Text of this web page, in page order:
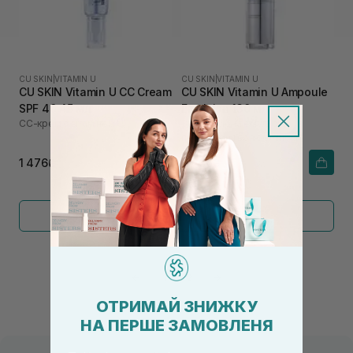
CU SKIN |VITAMIN U
CU SKIN Vitamin U CC Cream
SPF 40 45 мл
СС-крем с вітаміном U
1 476₴
CU SKIN |VITAMIN U
CU SKIN Vitamin U Ampoule
Emulsion 130 мл
Зволожуюча емульсія з
пептидами і волюфіліном
2 466₴
Показати більше
2
ОТРИМАЙ ЗНИЖКУ
НА ПЕРШЕ ЗАМОВЛЕНЯ